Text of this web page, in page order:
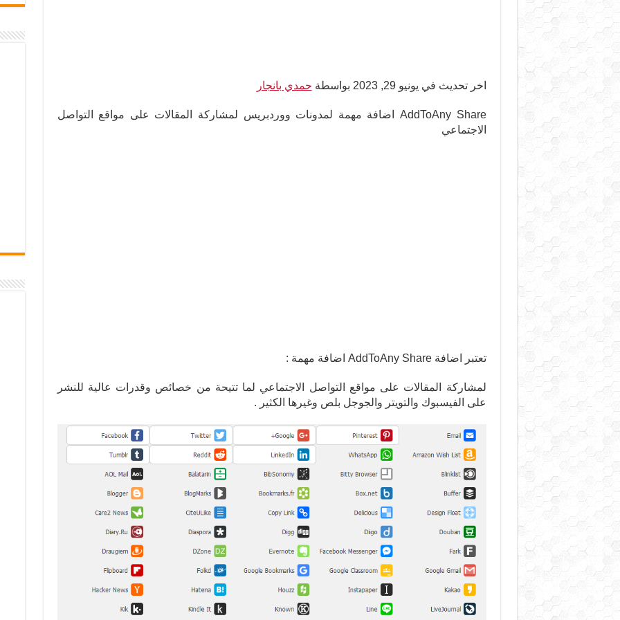
اخر تحديث في يونيو 29, 2023 بواسطة حمدي بانجار
AddToAny Share اضافة مهمة لمدونات ووردبريس لمشاركة المقالات على مواقع التواصل
الاجتماعي
تعتبر اضافة AddToAny Share اضافة مهمة :
لمشاركة المقالات على مواقع التواصل الاجتماعي لما تتيحة من خصائص وقدرات عالية للنشر
على الفيسبوك والتويتر والجوجل بلص وغيرها الكثير .